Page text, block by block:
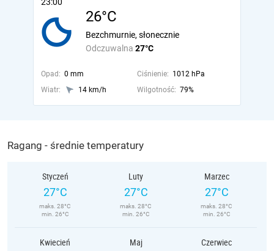
26°C
Odczuwalna 27°C
Bezchmurnie, słonecznie
Opad: 0 mm Ciśnienie: 1012 hPa
Wiatr:
14 km/h Wilgotność: 79%
Ragang - średnie temperatury
Styczeń
27°C
maks. 28°C
min. 26°C
Luty
27°C
maks. 28°C
min. 26°C
Marzec
27°C
maks. 28°C
min. 26°C
Kwiecień Maj Czerwiec